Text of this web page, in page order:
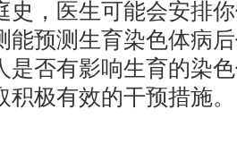
史，医生可能会安排
能预测生育染色体病
是否有影响生育的染
极有效的干预措施。